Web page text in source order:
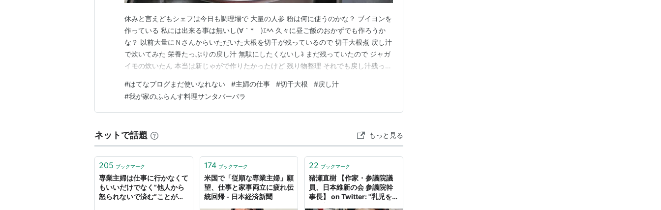
休みと言えどもシェフは今日も調理場で 大量の人参 粉は何に使うのかな？ ブイヨンを
作っている 私には出来る事は無いし(∀｀*ゞ)ｴﾍﾍ 久々に昼ご飯のおかずでも作ろうか
な？ 以前大量にＮさんからいただいた大根を切干が残っているので 切干大根煮 戻し汁
で炊いてみた 栄養たっぷりの戻し汁 無駄にしたくないしﾈ まだ残っていたので ジャガ
イモの炊いたん 本当は新じゃがで作りたかったけど 残り物整理 それでも戻し汁残って
たまには主婦の仕事も良いものだﾈ このブログを昨日書いたのだけど違うところに行っ
てしまって …
#はてなブログまだ使いなれない #主婦の仕事 #切干大根 #戻し汁
#我が家のふらんす料理サンタバーバラ
ネットで話題 もっと見る
205 ブックマーク
専業主婦は仕事に行かなくて
もいいだけでなく”他人から
怒られないで済む”ことが何
174 ブックマーク
米国で「従順な専業主婦」願
望、仕事と家事両立に疲れ伝
統回帰 - 日本経済新聞
22 ブックマーク
猪瀬直樹 【作家・参議院議
員、日本維新の会 参議院幹
事長】 on Twitter: "乳児を